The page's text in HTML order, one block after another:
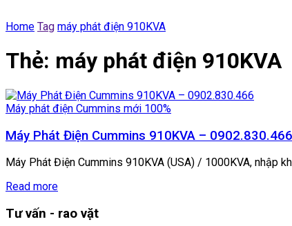
Home Tag máy phát điện 910KVA
Thẻ: máy phát điện 910KVA
Máy phát điện Cummins mới 100%
Máy Phát Điện Cummins 910KVA – 0902.830.466
Máy Phát Điện Cummins 910KVA (USA) / 1000KVA, nhập
Read more
Tư vấn - rao vặt